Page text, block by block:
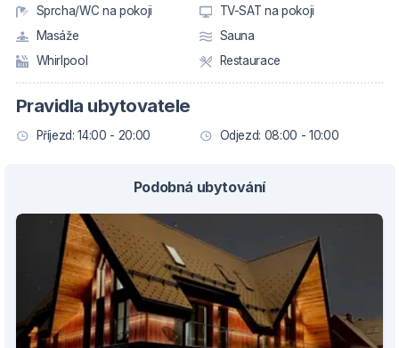
Sprcha/WC na pokoji
TV-SAT na pokoji
Masáže
Sauna
Whirlpool
Restaurace
Pravidla ubytovatele
Příjezd: 14:00 - 20:00 Odjezd: 08:00 - 10:00
Podobná ubytování